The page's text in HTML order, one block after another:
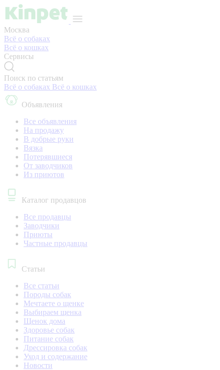
Москва
Всё о собаках
Всё о кошках
Сервисы
Поиск по статьям
Всё о собаках Всё о кошках
Объявления
Все объявления
На продажу
В добрые руки
Вязка
Потерявшиеся
От заводчиков
Из приютов
Каталог продавцов
Все продавцы
Заводчики
Приюты
Частные продавцы
Статьи
Все статьи
Породы собак
Мечтаете о щенке
Выбираем щенка
Щенок дома
Здоровье собак
Питание собак
Дрессировка собак
Уход и содержание
Новости